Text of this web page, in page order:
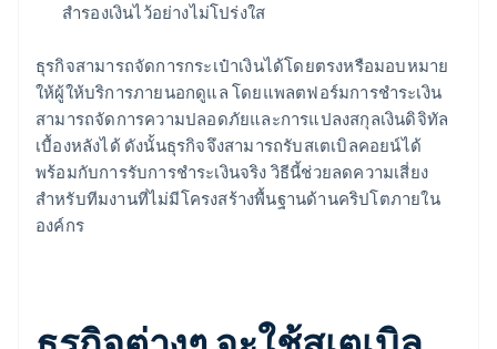
สำรองเงินไว้อย่างไม่โปร่งใส
ธุรกิจสามารถจัดการกระเป๋าเงินได้โดยตรงหรือมอบหมาย
ให้ผู้ให้บริการภายนอกดูแล โดยแพลตฟอร์มการชำระเงิน
สามารถจัดการความปลอดภัยและการแปลงสกุลเงินดิจิทัล
เบื้องหลังได้ ดังนั้นธุรกิจจึงสามารถรับสเตเบิลคอยน์ได้
พร้อมกับการรับการชำระเงินจริง วิธีนี้ช่วยลดความเสี่ยง
สำหรับทีมงานที่ไม่มีโครงสร้างพื้นฐานด้านคริปโตภายใน
องค์กร